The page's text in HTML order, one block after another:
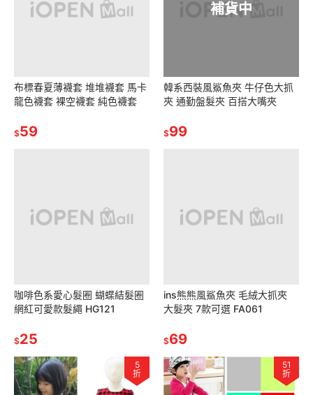
布標春夏薄襪套 堆堆襪套 馬卡
龍色襪套 裸空襪套 純色襪套
$59
補貨中
韓系西裝風鯊魚夾 牛仔色大抓
夾 通勤盤髮夾 百搭大嘴夾
$99
咖啡色系愛心髮圈 蝴蝶結髮圈
網紅可愛款髮繩 HG121
$25
ins熊熊風鯊魚夾 毛絨大抓夾
大髮夾 7款可選 FA061
$69
5
折
51
折